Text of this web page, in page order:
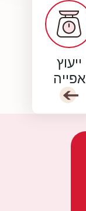
ייעוץ
אפייה